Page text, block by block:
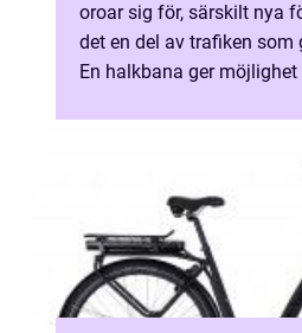
oroar sig för, särskilt nya
det en del av trafiken som
En halkbana ger